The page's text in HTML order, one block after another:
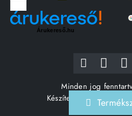
Árukereső.hu
Minden jog
Készítette: